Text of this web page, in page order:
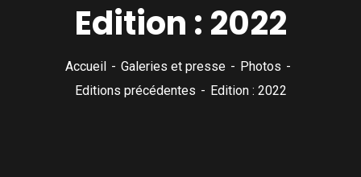
Edition : 2022
Accueil Galeries et presse
Photos
Editions précédentes
Edition : 2022